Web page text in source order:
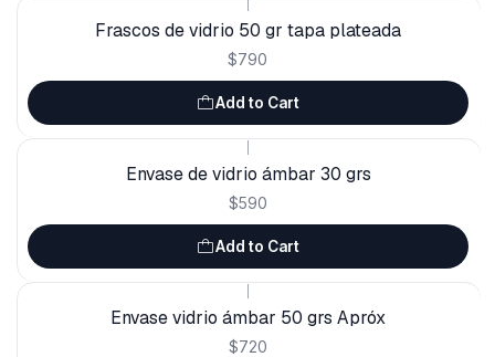
Frascos de vidrio 50 gr tapa plateada
$790
Add to Cart
Envase de vidrio ámbar 30 grs
$590
Add to Cart
Envase vidrio ámbar 50 grs Apróx
$720